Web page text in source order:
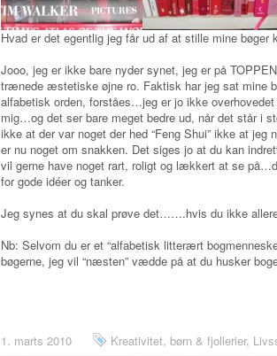
Hvad er det egentlig jeg får ud af at stille mine
Jooo, jeg er ikke bare nyder synet, jeg er på
trænede æstetiske øjne ro. Faktisk har jeg sat mine
alfabetisk orden, forståes…jeg er jo ikke
mig…og det ser bare meget bedre ud, når det står i
ikke at der var noget der hed “Feng Shui” ikke at
er nu noget om snakken. Det siges jo at du kan
vil gerne have noget rart, roligt og lækkert at se
for gode idéer og tanker.
Jeg synes at du skal prøve det…….hvis du ikke
Nb: Selvom du er et “alfabetisk litterært
bøgerne, jeg vil “næsten” vædde på at du husker
1. marts 2010 Kreativitet, børn & fjollerier,